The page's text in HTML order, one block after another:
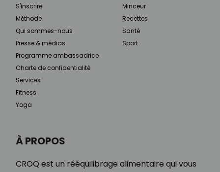
À PROPOS
CROQ est un rééquilibrage alimentaire qui vous
S'inscrire
Méthode
Qui sommes-nous
Presse & médias
Programme ambassadrice
Charte de confidentialité
Services
Fitness
Yoga
Minceur
Recettes
Santé
Sport